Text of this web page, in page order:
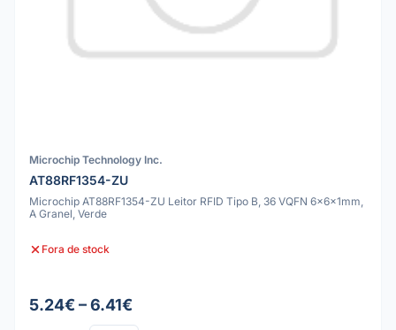
Microchip Technology Inc.
AT88RF1354-ZU
Microchip AT88RF1354-ZU Leitor RFID Tipo B, 36 VQFN 6x6x1mm,
A Granel, Verde
Fora de stock
5.24€ – 6.41€